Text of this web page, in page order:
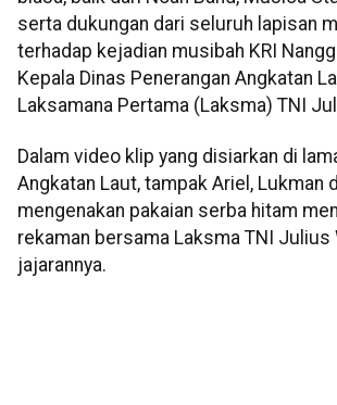
serta dukungan dari seluruh lapisan
terhadap kejadian musibah KRI
Kepala Dinas Penerangan Angkatan
Laksamana Pertama (Laksma) TNI
Dalam video klip yang disiarkan di
Angkatan Laut, tampak Ariel, Lukman
mengenakan pakaian serba hitam
rekaman bersama Laksma TNI Julius
jajarannya.